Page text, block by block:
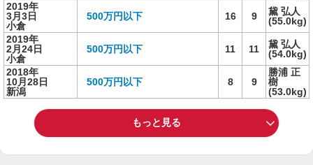
2019年
3月3日
小倉
500万円以下 16 9
黛 弘人
(55.0kg)
2019年
2月24日
小倉
500万円以下 11 11
黛 弘人
(54.0kg)
2018年
10月28日
新潟
500万円以下 8 9
勝浦 正
樹
(53.0kg)
もっと見る